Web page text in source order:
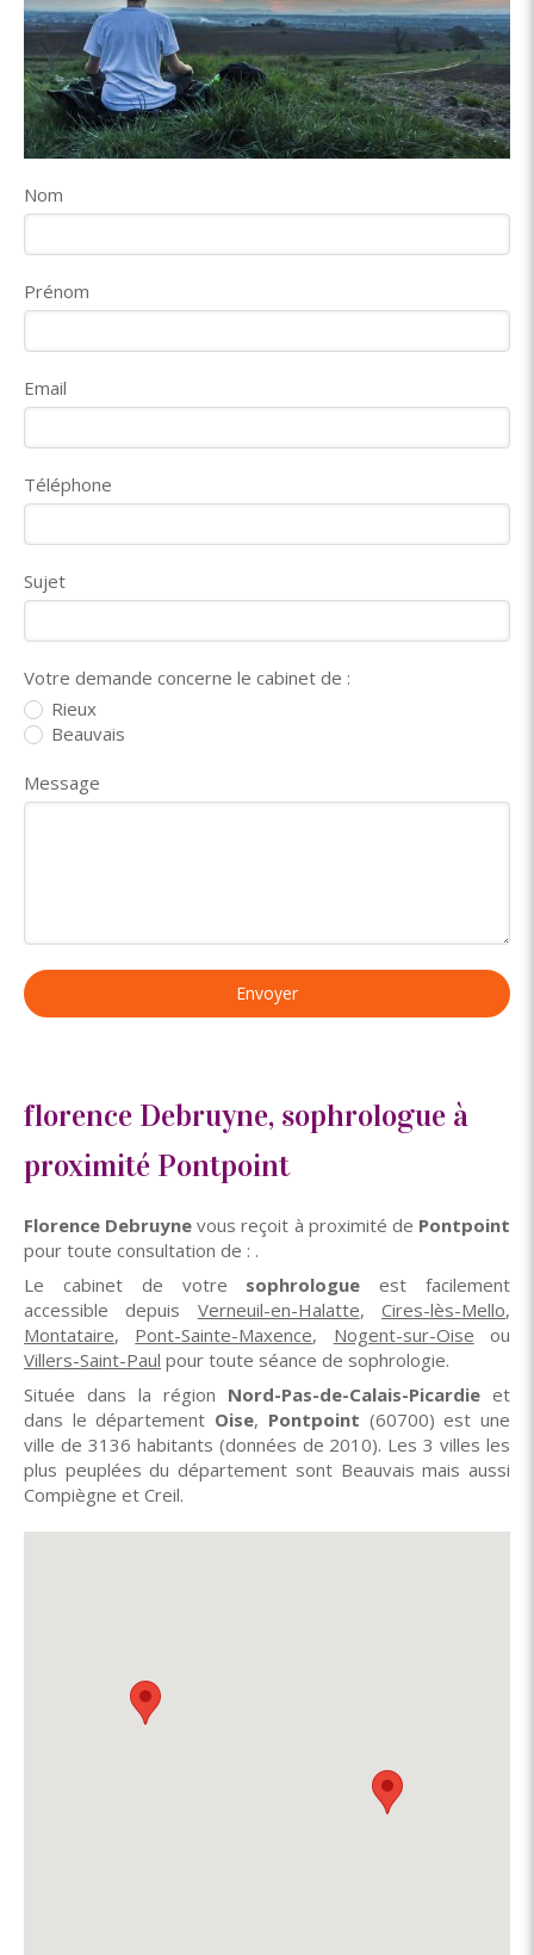
Nom
Prénom
Email
Téléphone
Sujet
Votre demande concerne le cabinet de :
Rieux
Beauvais
Message
Envoyer
florence Debruyne, sophrologue à
proximité Pontpoint
Florence Debruyne vous reçoit à proximité de Pontpoint
pour toute consultation de : .
Le cabinet de votre sophrologue est facilement
accessible depuis Verneuil-en-Halatte,Cires-lès-Mello,
Montataire, Pont-Sainte-Maxence, Nogent-sur-Oise ou
Villers-Saint-Paul pour toute séance de sophrologie.
Située dans la région Nord-Pas-de-Calais-Picardie et
dans le département Oise, Pontpoint (60700) est une
ville de 3136 habitants (données de 2010). Les 3 villes les
plus peuplées du département sont Beauvais mais aussi
Compiègne et Creil.